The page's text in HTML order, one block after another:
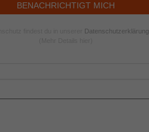
BENACHRICHTIGT MICH
Datenschutzerklärung